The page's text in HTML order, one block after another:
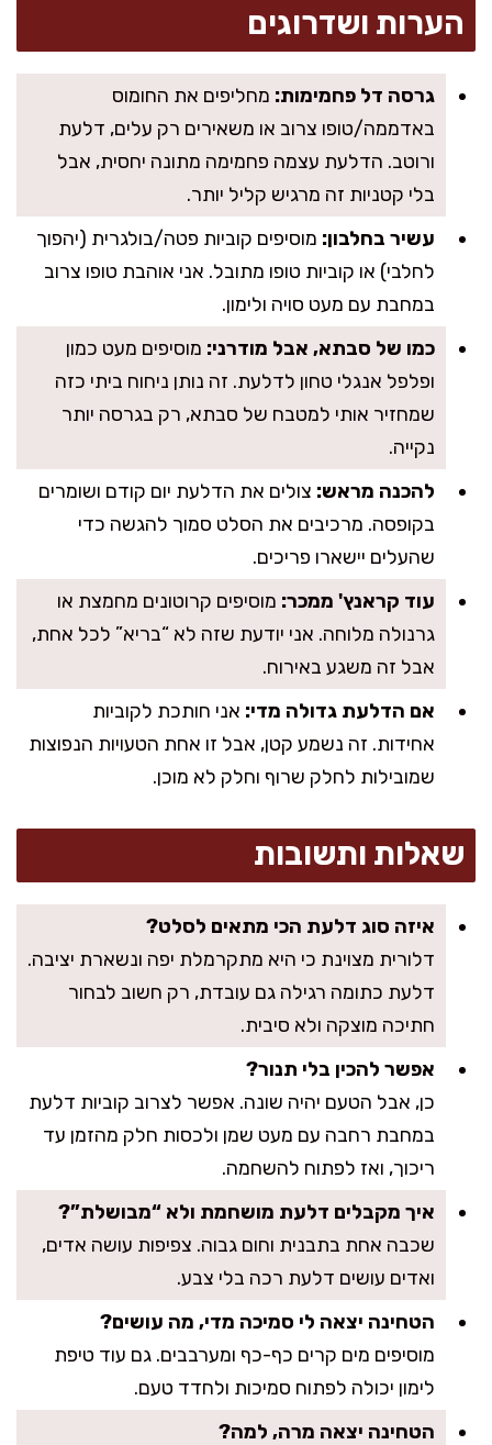
הערות ושדרוגים
גרסה דל פחמימות: מחליפים את החומוס
באדממה/טופו צרוב או משאירים רק עלים, דלעת
ורוטב. הדלעת עצמה פחמימה מתונה יחסית, אבל
בלי קטניות זה מרגיש קליל יותר.
עשיר בחלבון: מוסיפים קוביות פטה/בולגרית (יהפוך
לחלבי) או קוביות טופו מתובל. אני אוהבת טופו צרוב
במחבת עם מעט סויה ולימון.
כמו של סבתא, אבל מודרני: מוסיפים מעט כמון
ופלפל אנגלי טחון לדלעת. זה נותן ניחוח ביתי כזה
שמחזיר אותי למטבח של סבתא, רק בגרסה יותר
נקייה.
להכנה מראש: צולים את הדלעת יום קודם ושומרים
בקופסה. מרכיבים את הסלט סמוך להגשה כדי
שהעלים יישארו פריכים.
עוד קראנץ' ממכר: מוסיפים קרוטונים מחמצת או
גרנולה מלוחה. אני יודעת שזה לא “בריא” לכל אחת,
אבל זה משגע באירוח.
אם הדלעת גדולה מדי: אני חותכת לקוביות
אחידות. זה נשמע קטן, אבל זו אחת הטעויות הנפוצות
שמובילות לחלק שרוף וחלק לא מוכן.
שאלות ותשובות
איזה סוג דלעת הכי מתאים לסלט?
דלורית מצוינת כי היא מתקרמלת יפה ונשארת יציבה.
דלעת כתומה רגילה גם עובדת, רק חשוב לבחור
חתיכה מוצקה ולא סיבית.
אפשר להכין בלי תנור?
כן, אבל הטעם יהיה שונה. אפשר לצרוב קוביות דלעת
במחבת רחבה עם מעט שמן ולכסות חלק מהזמן עד
ריכוך, ואז לפתוח להשחמה.
איך מקבלים דלעת מושחמת ולא “מבושלת”?
שכבה אחת בתבנית וחום גבוה. צפיפות עושה אדים,
ואדים עושים דלעת רכה בלי צבע.
הטחינה יצאה לי סמיכה מדי, מה עושים?
מוסיפים מים קרים כף-כף ומערבבים. גם עוד טיפת
לימון יכולה לפתוח סמיכות ולחדד טעם.
הטחינה יצאה מרה, למה?